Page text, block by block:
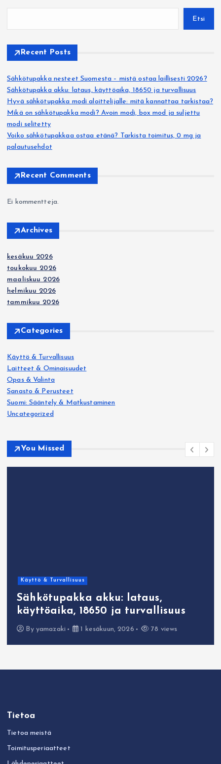
Etsi
Recent Posts
Sähkötupakka nesteet Suomesta – mistä ostaa laillisesti 2026?
Sähkötupakka akku: lataus, käyttöaika, 18650 ja turvallisuus
Hyvä sähkötupakka modi aloittelijalle: mitä kannattaa tarkistaa?
Mikä on sähkötupakka modi? Avoin modi, box mod ja suljettu
modi selitetty
Voiko sähkötupakkaa ostaa etänä? Tarkista toimitus, 0 mg ja
palautusehdot
Recent Comments
Ei kommentteja.
Archives
kesäkuu 2026
toukokuu 2026
maaliskuu 2026
helmikuu 2026
tammikuu 2026
Categories
Käyttö & Turvallisuus
Laitteet & Ominaisuudet
Opas & Valinta
Sanasto & Perusteet
Suomi: Sääntely & Matkustaminen
Uncategorized
You Missed
Käyttö & Turvallisuus
Sähkötupakka akku: lataus,
käyttöaika, 18650 ja turvallisuus
By yamazaki 1 kesäkuun, 2026 78 views
Tietoa
Tietoa meistä
Toimitusperiaatteet